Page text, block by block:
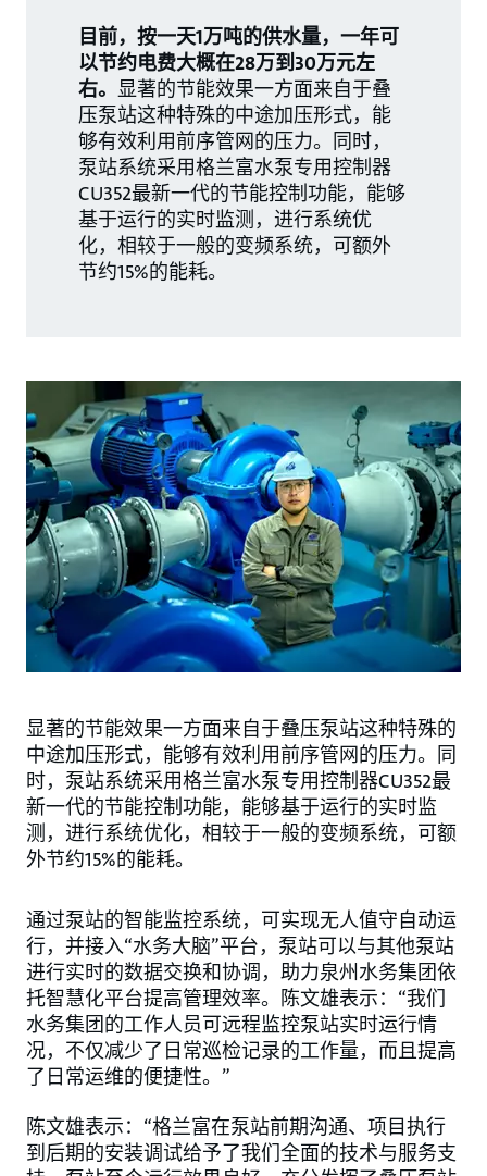
目前，按一天1万吨的供水量，一年可
以节约电费大概在28万到30万元左
右。 显著的节能效果一方面来自于叠
压泵站这种特殊的中途加压形式，能
够有效利用前序管网的压力。同时，
泵站系统采用格兰富水泵专用控制器
CU352最新一代的节能控制功能，能够
基于运行的实时监测，进行系统优
化，相较于一般的变频系统，可额外
节约15%的能耗。
显著的节能效果一方面来自于叠压泵站这种特殊的
中途加压形式，能够有效利用前序管网的压力。同
时，泵站系统采用格兰富水泵专用控制器CU352最
新一代的节能控制功能，能够基于运行的实时监
测，进行系统优化，相较于一般的变频系统，可额
外节约15%的能耗。
通过泵站的智能监控系统，可实现无人值守自动运
行，并接入“水务大脑”平台，泵站可以与其他泵站
进行实时的数据交换和协调，助力泉州水务集团依
托智慧化平台提高管理效率。陈文雄表示：“我们
水务集团的工作人员可远程监控泵站实时运行情
况，不仅减少了日常巡检记录的工作量，而且提高
了日常运维的便捷性。”
陈文雄表示：“格兰富在泵站前期沟通、项目执行
到后期的安装调试给予了我们全面的技术与服务支